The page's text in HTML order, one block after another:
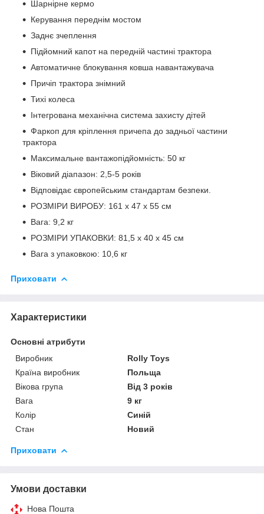
Шарнірне кермо
Керування переднім мостом
Заднє зчеплення
Підйомний капот на передній частині трактора
Автоматичне блокування ковша навантажувача
Причіп трактора знімний
Тихі колеса
Інтегрована механічна система захисту дітей
Фаркоп для кріплення причепа до задньої частини
трактора
Максимальне вантажопідйомність: 50 кг
Віковий діапазон: 2,5-5 років
Відповідає європейським стандартам безпеки.
РОЗМІРИ ВИРОБУ: 161 x 47 x 55 см
Вага: 9,2 кг
РОЗМІРИ УПАКОВКИ: 81,5 x 40 x 45 см
Вага з упаковкою: 10,6 кг
Приховати
Характеристики
Основні атрибути
Виробник
Rolly Toys
Країна виробник
Польща
Вікова група
Від 3 років
Вага
9 кг
Колір
Синій
Стан
Новий
Приховати
Умови доставки
Нова Пошта